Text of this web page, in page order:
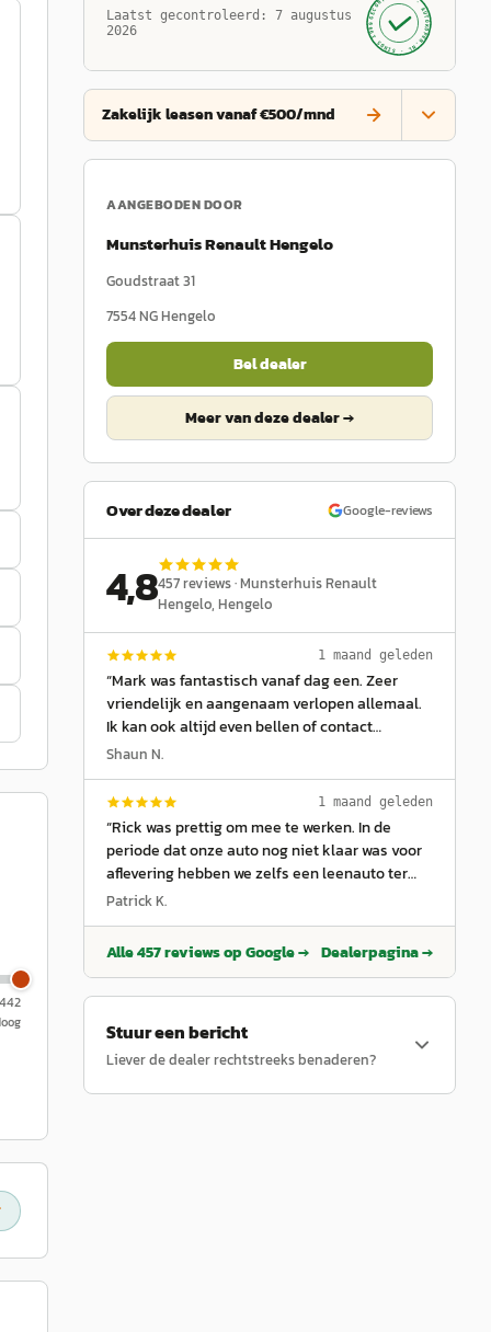
Laatst gecontroleerd: 7 augustus
2026
AUTOKOPEN.NL
· SINDS 1999 ·
Zakelijk leasen vanaf €500/mnd
AANGEBODEN DOOR
Munsterhuis Renault Hengelo
Goudstraat 31
7554 NGHengelo
Bel dealer
Meer van deze dealer →
Over deze dealer Google-reviews
4,8457reviews ·Munsterhuis Renault
Hengelo, Hengelo
1 maand geleden
“Mark was fantastisch vanaf dag een. Zeer
vriendelijk en aangenaam verlopen allemaal.
Ik kan ook altijd even bellen of contact
opnemen per mail als er iets is. Thanks Mark
Shaun N.
1 maand geleden
“Rick was prettig om mee te werken. In de
periode dat onze auto nog niet klaar was voor
aflevering hebben we zelfs een leenauto ter
beschikking gehad. De auto is uitgebreid
nodig gehad om alles uit te zoeken. Vooral het
online activeren en de advanced connect
Patrick K.
Alle457reviews op Google → Dealerpagina →
Stuur een bericht
Liever de dealer rechtstreeks benaderen?